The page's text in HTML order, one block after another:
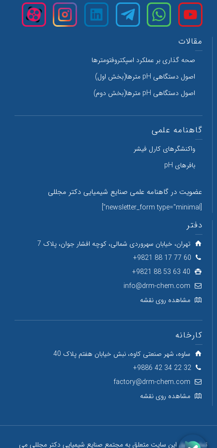
مقالات
صحه گذاری بر عملکرد اسپکتروفتومترها
اصول دستگاهی pH مترها(بخش اول)
اصول دستگاهی pH مترها(بخش دوم)
گاهنامه علمی
واکنشگرهای کارل فیشر
بافرهای pH
عضویت در گاهنامه علمی صنایع شیمیایی دکتر مجللی
[newsletter_form type="minimal"]
دفتر
تهران، خیابان سهروردی شمالی، کوچه افشار جوان، پلاک 7
60 77 17 88 9821+
40 63 53 88 9821+
info@drm-chem.com
مشاهده روی نقشه
کارخانه
ساوه، شهر صنعتی کاوه، نبش خیابان هفتم پلاک 40
32 22 34 42 9886+
factory@drm-chem.com
مشاهده روی نقشه
تمام حقوق این سایت متعلق به مجتمع صنایع شیمیایی دکتر مجللی می